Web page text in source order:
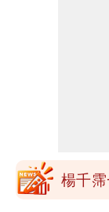
醫學
「海
楊千